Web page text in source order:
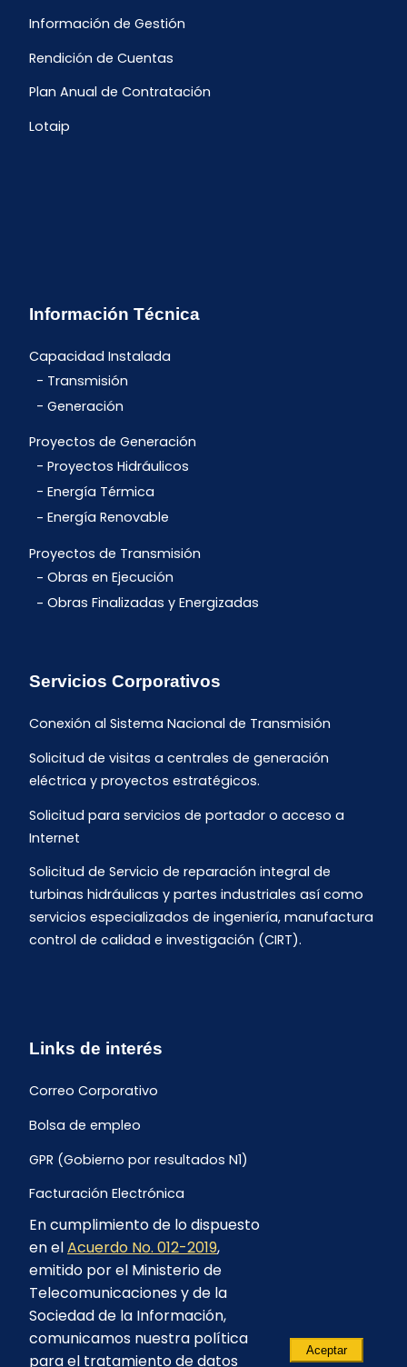
Información de Gestión
Rendición de Cuentas
Plan Anual de Contratación
Lotaip
Información Técnica
Capacidad Instalada
Transmisión
Generación
Proyectos de Generación
Proyectos Hidráulicos
Energía Térmica
Energía Renovable
Proyectos de Transmisión
Obras en Ejecución
Obras Finalizadas y Energizadas
Servicios Corporativos
Conexión al Sistema Nacional de Transmisión
Solicitud de visitas a centrales de generación
eléctrica y proyectos estratégicos.
Solicitud para servicios de portador o acceso a
Internet
Solicitud de Servicio de reparación integral de
turbinas hidráulicas y partes industriales así como
servicios especializados de ingeniería, manufactura
control de calidad e investigación (CIRT).
Links de interés
Correo Corporativo
Bolsa de empleo
GPR (Gobierno por resultados N1)
Facturación Electrónica
Archivo Histórico de Facturación
Portal Ambiental y Social
Proyecto Geotérmico Chachimbiro
Contratación consultoría mediante “Lista Corta”
En cumplimiento de lo dispuesto
en elAcuerdo No. 012-2019,
emitido por el Ministerio de
Telecomunicaciones y de la
Sociedad de la Información,
comunicamos nuestra política
para el tratamiento de datos
Aceptar